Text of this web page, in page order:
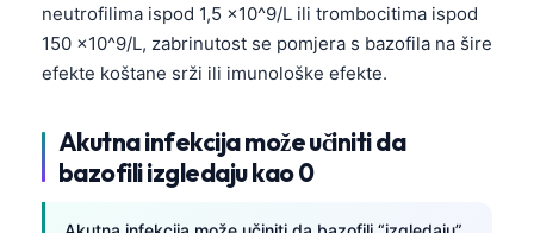
neutrofilima ispod 1,5 x10^9/L ili trombocitima ispod
150 x10^9/L, zabrinutost se pomjera s bazofila na šire
efekte koštane srži ili imunološke efekte.
Akutna infekcija može učiniti da
bazofili izgledaju kao 0
සිංහල
অসমীয়া
Galego
Македонски јазик
Euskara